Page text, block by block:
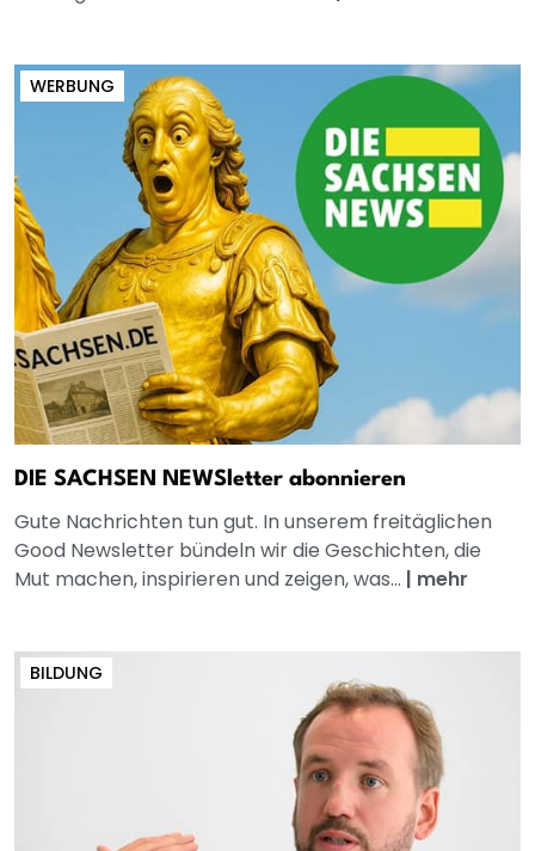
WERBUNG
DIE SACHSEN NEWSletter abonnieren
Gute Nachrichten tun gut. In unserem freitäglichen
Good Newsletter bündeln wir die Geschichten, die
Mut machen, inspirieren und zeigen, was... | mehr
BILDUNG